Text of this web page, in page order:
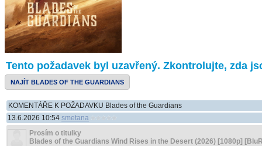
Tento požadavek byl uzavřený. Zkontrolujte, zda
NAJÍT BLADES OF THE GUARDIANS
KOMENTÁŘE K POŽADAVKU Blades of the Guardians
13.6.2026 10:54 smetana
Prosím o titulky
Blades of the Guardians Wind Rises in the Desert (2026) [1080p]